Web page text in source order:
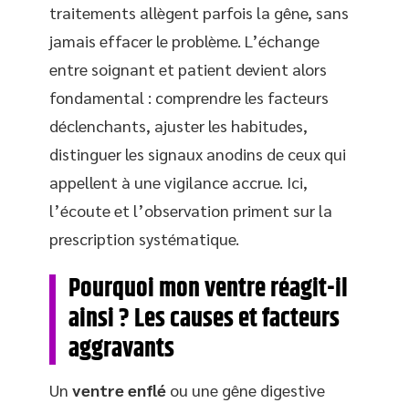
traitements allègent parfois la gêne, sans
jamais effacer le problème. L’échange
entre soignant et patient devient alors
fondamental : comprendre les facteurs
déclenchants, ajuster les habitudes,
distinguer les signaux anodins de ceux qui
appellent à une vigilance accrue. Ici,
l’écoute et l’observation priment sur la
prescription systématique.
Pourquoi mon ventre réagit-il
ainsi ? Les causes et facteurs
aggravants
Un ventre enflé ou une gêne digestive